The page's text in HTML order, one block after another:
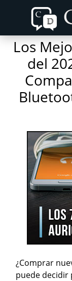
content
primary
sidebar
Los
del
¿Comprar
puede decidir